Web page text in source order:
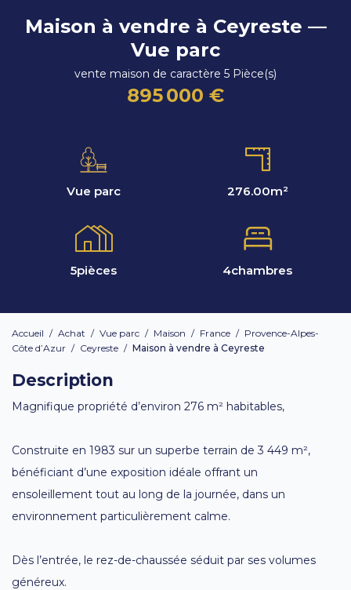
Maison à vendre à Ceyreste —
Vue parc
vente maison de caractère 5 Pièce(s)
895 000 €
Vue parc 276.00m²
5pièces 4chambres
Accueil / Achat / Vue parc / Maison / France / Provence-Alpes-
Côte d’Azur / Ceyreste / Maison à vendre à Ceyreste
Description
Magnifique propriété d’environ 276 m² habitables,
Construite en 1983 sur un superbe terrain de 3 449 m²,
bénéficiant d’une exposition idéale offrant un
ensoleillement tout au long de la journée, dans un
environnement particulièrement calme.
Dès l’entrée, le rez-de-chaussée séduit par ses volumes
généreux.